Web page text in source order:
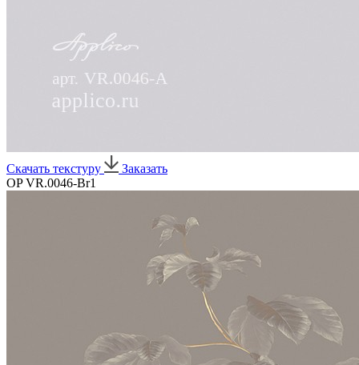
Скачать текстуру
Заказать
OP VR.0046-Br1